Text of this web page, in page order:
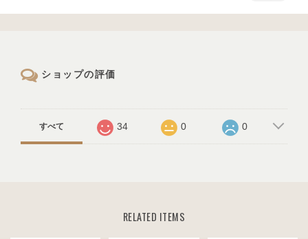
ショップの評価
すべて 34 0 0
RELATED ITEMS